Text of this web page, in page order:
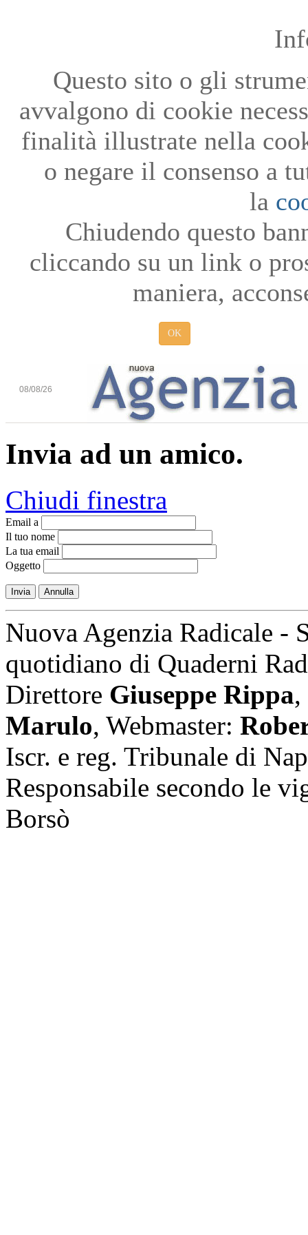
Questo sito o gli
avvalgono di cookie
finalità illustrate nella
o negare il consenso a
la
Chiudendo questo
cliccando su un link o
maniera,
OK
08/08/26
Invia ad un amico.
Chiudi finestra
Email a
Il tuo nome
La tua email
Oggetto
Invia Annulla
Nuova Agenzia Radicale -
quotidiano di Quaderni
Direttore Giuseppe Rippa,
Marulo, Webmaster:
Iscr. e reg. Tribunale di
Responsabile secondo le
Borsò